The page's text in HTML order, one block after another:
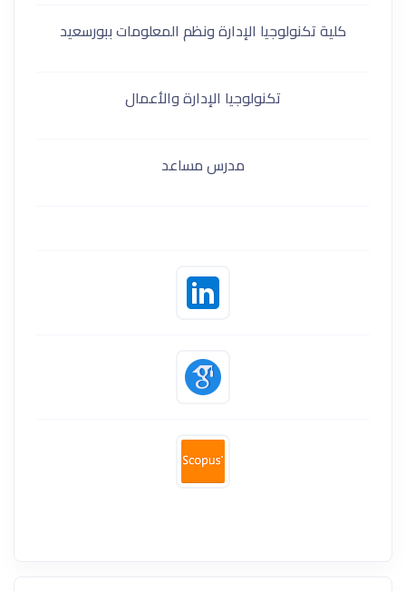
كلية تكنولوجيا الإدارة ونظم المعلومات ببورسعيد
تكنولوجيا الإدارة والأعمال
مدرس مساعد